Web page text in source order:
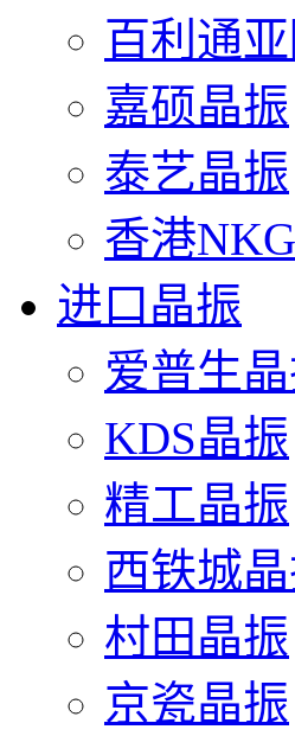
百利通
嘉硕晶振
泰艺晶振
香港
进口晶振
爱普生
KDS晶振
精工晶振
西铁城
村田晶振
京瓷晶振